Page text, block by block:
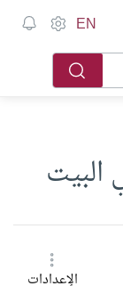
EN
البيت
حجم الخطالإعدادات